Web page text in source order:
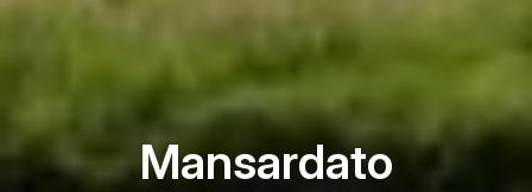
Mansardato